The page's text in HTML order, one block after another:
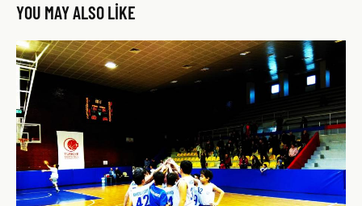
YOU MAY ALSO LIKE